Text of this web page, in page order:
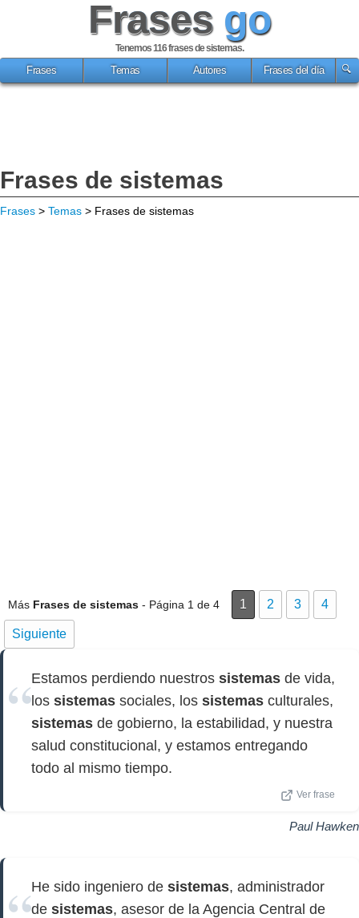
Frases go
Tenemos 116frases de sistemas.
Frases
Temas Autores Frases del día
Frases de sistemas
Frases > Temas > Frases de sistemas
Más Frases de sistemas - Página 1 de 4 1 2 3 4
Siguiente
Estamos perdiendo nuestros sistemas de vida,
los sistemas sociales, los sistemas culturales,
sistemas de gobierno, la estabilidad, y nuestra
salud constitucional, y estamos entregando
todo al mismo tiempo.
Ver frase
Paul Hawken
He sido ingeniero de sistemas, administrador
de sistemas, asesor de la Agencia Central de